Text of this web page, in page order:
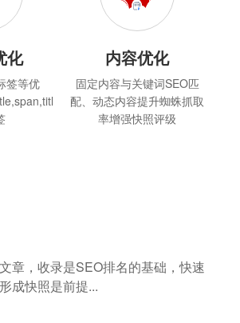
化
签等优
内容优化
固定内容与关键词SEO匹
配、动态内容提升蜘蛛抓取
率增强快照评级
章，收录是SEO排名的基础，快速
成快照是前提...